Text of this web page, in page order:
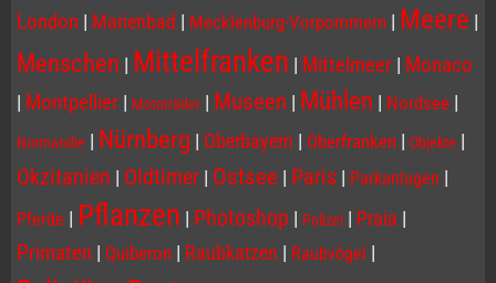
London | Marienbad | Mecklenburg-Vorpommern | Meere |
Menschen | Mittelfranken | Mittelmeer | Monaco
| Montpellier | Motorräder | Museen | Mühlen | Nordsee |
Normandie | Nürnberg | Oberbayern | Oberfranken | Objekte |
Okzitanien | Oldtimer | Ostsee | Paris | Parkanlagen |
Pferde | Pflanzen | Photoshop | Polizei | Praia |
Primaten | Quiberon | Raubkatzen | Raubvögel |